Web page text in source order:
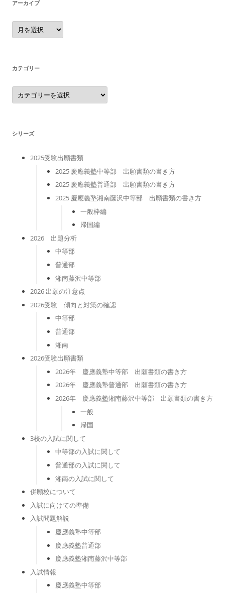
アーカイブ
ア
ー
カ
カテゴリー
カ
テ
ゴ
シリーズ
2025受験出願書類
2025 慶應義塾中等部 出願書類の書き方
2025 慶應義塾普通部 出願書類の書き方
2025 慶應義塾湘南藤沢中等部 出願書類の書き方
一般枠編
帰国編
2026 出題分析
中等部
普通部
湘南藤沢中等部
2026 出願の注意点
2026受験 傾向と対策の確認
中等部
普通部
湘南
2026受験出願書類
2026年 慶應義塾中等部 出願書類の書き方
2026年 慶應義塾普通部 出願書類の書き方
2026年 慶應義塾湘南藤沢中等部 出願書類の書き方
一般
帰国
3校の入試に関して
中等部の入試に関して
普通部の入試に関して
湘南の入試に関して
併願校について
入試に向けての準備
入試問題解説
慶應義塾中等部
慶應義塾普通部
慶應義塾湘南藤沢中等部
入試情報
慶應義塾中等部